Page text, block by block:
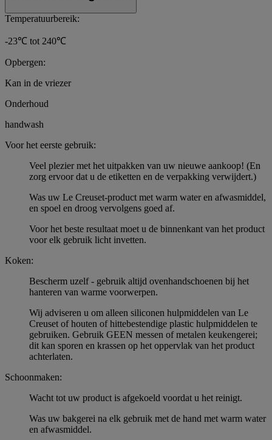
Temperatuurbereik:
-23℃ tot 240℃
Opbergen:
Kan in de vriezer
Onderhoud
handwash
Voor het eerste gebruik:
Veel plezier met het uitpakken van uw nieuwe aankoop! (En
zorg ervoor dat u de etiketten en de verpakking verwijdert.)
Was uw Le Creuset-product met warm water en afwasmiddel,
en spoel en droog vervolgens goed af.
Voor het beste resultaat moet u de binnenkant van het product
voor elk gebruik licht invetten.
Koken:
Bescherm uzelf - gebruik altijd ovenhandschoenen bij het
hanteren van warme voorwerpen.
Wij adviseren u om alleen siliconen hulpmiddelen van Le
Creuset of houten of hittebestendige plastic hulpmiddelen te
gebruiken. Gebruik GEEN messen of metalen keukengerei;
dit kan sporen en krassen op het oppervlak van het product
achterlaten.
Schoonmaken:
Wacht tot uw product is afgekoeld voordat u het reinigt.
Was uw bakgerei na elk gebruik met de hand met warm water
en afwasmiddel.